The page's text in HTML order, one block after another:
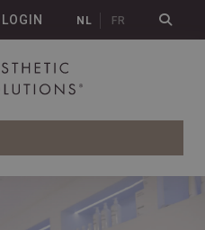
NL FR